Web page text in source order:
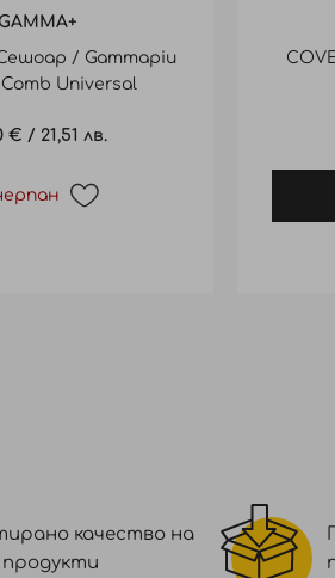
GAMMA+
/ Gammapiu
Universal
€ / 21,51 лв.
качество на
продукти